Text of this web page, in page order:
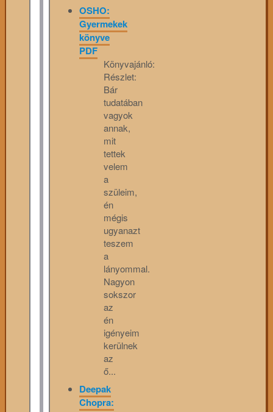
OSHO:
Gyermekek
könyve
PDF
Könyvajánló:
Részlet:
Bár
tudatában
vagyok
annak,
mit
tettek
velem
a
szüleim,
én
mégis
ugyanazt
teszem
a
lányommal.
Nagyon
sokszor
az
én
igényeim
kerülnek
az
ő...
Deepak
Chopra: